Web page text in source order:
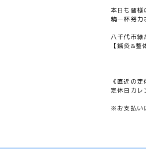
本日も皆様
精一杯努力
八千代市緑
【鍼灸&整
《直近の定
定休日カレ
※お支払い